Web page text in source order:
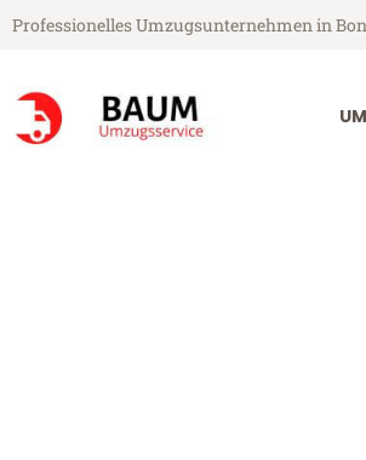
Professionelles Umzugsunternehmen in